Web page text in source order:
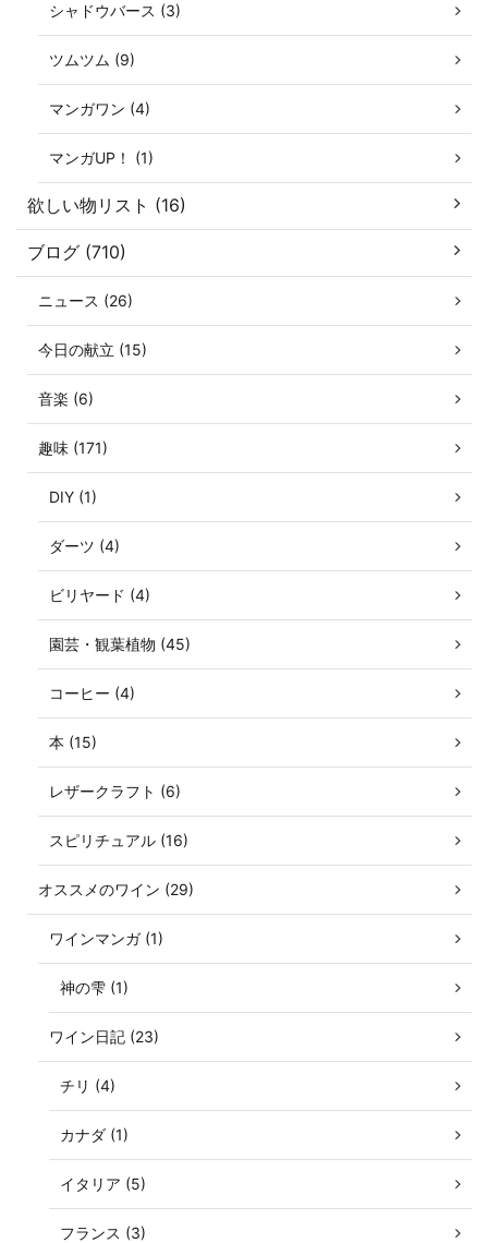
シャドウバース (3)
ツムツム (9)
マンガワン (4)
マンガUP！ (1)
欲しい物リスト (16)
ブログ (710)
ニュース (26)
今日の献立 (15)
音楽 (6)
趣味 (171)
DIY (1)
ダーツ (4)
ビリヤード (4)
園芸・観葉植物 (45)
コーヒー (4)
本 (15)
レザークラフト (6)
スピリチュアル (16)
オススメのワイン (29)
ワインマンガ (1)
神の雫 (1)
ワイン日記 (23)
チリ (4)
カナダ (1)
イタリア (5)
フランス (3)